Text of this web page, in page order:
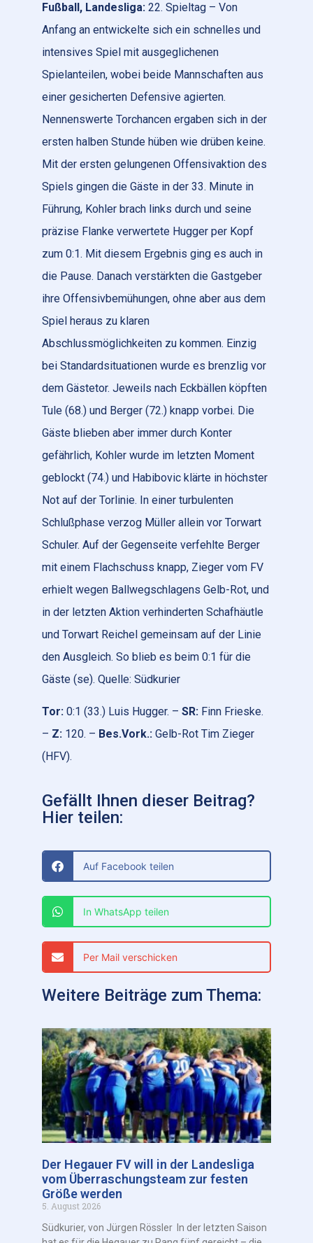
Fußball, Landesliga: 22. Spieltag – Von
Anfang an entwickelte sich ein schnelles und
intensives Spiel mit ausgeglichenen
Spielanteilen, wobei beide Mannschaften aus
einer gesicherten Defensive agierten.
Nennenswerte Torchancen ergaben sich in der
ersten halben Stunde hüben wie drüben keine.
Mit der ersten gelungenen Offensivaktion des
Spiels gingen die Gäste in der 33. Minute in
Führung, Kohler brach links durch und seine
präzise Flanke verwertete Hugger per Kopf
zum 0:1. Mit diesem Ergebnis ging es auch in
die Pause. Danach verstärkten die Gastgeber
ihre Offensivbemühungen, ohne aber aus dem
Spiel heraus zu klaren
Abschlussmöglichkeiten zu kommen. Einzig
bei Standardsituationen wurde es brenzlig vor
dem Gästetor. Jeweils nach Eckbällen köpften
Tule (68.) und Berger (72.) knapp vorbei. Die
Gäste blieben aber immer durch Konter
gefährlich, Kohler wurde im letzten Moment
geblockt (74.) und Habibovic klärte in höchster
Not auf der Torlinie. In einer turbulenten
Schlußphase verzog Müller allein vor Torwart
Schuler. Auf der Gegenseite verfehlte Berger
mit einem Flachschuss knapp, Zieger vom FV
erhielt wegen Ballwegschlagens Gelb-Rot, und
in der letzten Aktion verhinderten Schafhäutle
und Torwart Reichel gemeinsam auf der Linie
den Ausgleich. So blieb es beim 0:1 für die
Gäste (se). Quelle: Südkurier
Tor: 0:1 (33.) Luis Hugger. – SR: Finn Frieske.
– Z: 120. – Bes.Vork.: Gelb-Rot Tim Zieger
(HFV).
Gefällt Ihnen dieser Beitrag?
Hier teilen:
Auf Facebook teilen
In WhatsApp teilen
Per Mail verschicken
Weitere Beiträge zum Thema:
Der Hegauer FV will in der Landesliga
vom Überraschungsteam zur festen
Größe werden
5. August 2026
Südkurier, von Jürgen Rössler In der letzten Saison